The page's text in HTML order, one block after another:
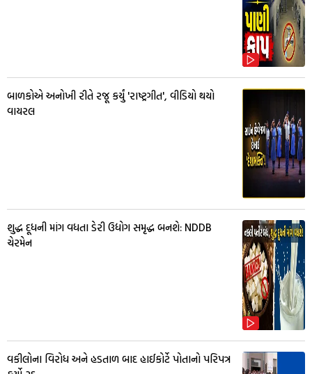
બાળકોએ અનોખી રીતે રજૂ કર્યું 'રાષ્ટ્રગીત', વીડિયો થયો
વાયરલ
શુદ્ધ દૂધની માંગ વધતા ડેરી ઉદ્યોગ સમૃદ્ધ બનશે: NDDB
ચેરમેન
વકીલોના વિરોધ અને હડતાળ બાદ હાઈકોર્ટે પોતાનો પરિપત્ર